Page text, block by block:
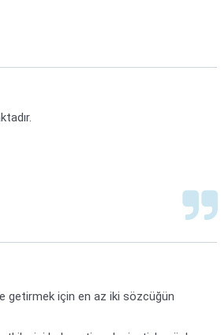
getirmek için en az iki sözcüğün